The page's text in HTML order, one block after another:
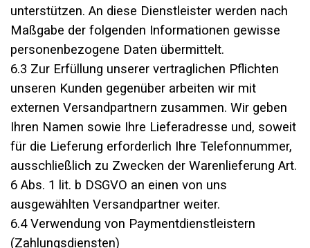
unterstützen. An diese Dienstleister werden nach
Maßgabe der folgenden Informationen gewisse
personenbezogene Daten übermittelt.
6.3 Zur Erfüllung unserer vertraglichen Pflichten
unseren Kunden gegenüber arbeiten wir mit
externen Versandpartnern zusammen. Wir geben
Ihren Namen sowie Ihre Lieferadresse und, soweit
für die Lieferung erforderlich Ihre Telefonnummer,
ausschließlich zu Zwecken der Warenlieferung Art.
6 Abs. 1 lit. b DSGVO an einen von uns
ausgewählten Versandpartner weiter.
6.4 Verwendung von Paymentdienstleistern
(Zahlungsdiensten)